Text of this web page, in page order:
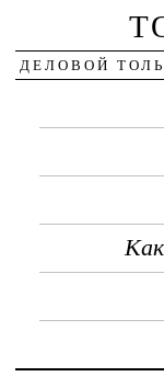
ДЕЛОВОЙ